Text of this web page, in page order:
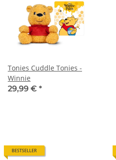
Tonies Cuddle Tonies -
Winnie
29,99 € *
BESTSELLER